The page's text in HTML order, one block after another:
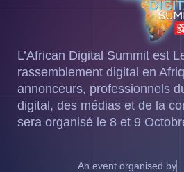
L’African Digital Summit est
rassemblement digital en
annonceurs, professionnels
digital, des médias et de la
sera organisé le 8 et 9
An event organised by